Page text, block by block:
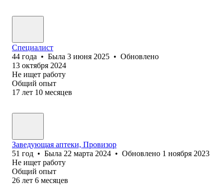
Специалист
44 года • Была 3 июня 2025 • Обновлено
13 октября 2024
Не ищет работу
Общий опыт
17 лет 10 месяцев
Заведующая аптеки, Провизор
51 год • Была 22 марта 2024 • Обновлено 1 ноября 2023
Не ищет работу
Общий опыт
26 лет 6 месяцев